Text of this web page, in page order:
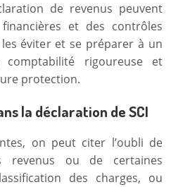
de revenus peuvent
et des contrôles
éviter et se préparer à un
rigoureuse et
protection.
la déclaration de SCI
on peut citer l’oubli de
revenus ou de certaines
des charges, ou